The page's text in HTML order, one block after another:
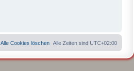
Alle Zeiten sind UTC+02:00
Alle Cookies löschen